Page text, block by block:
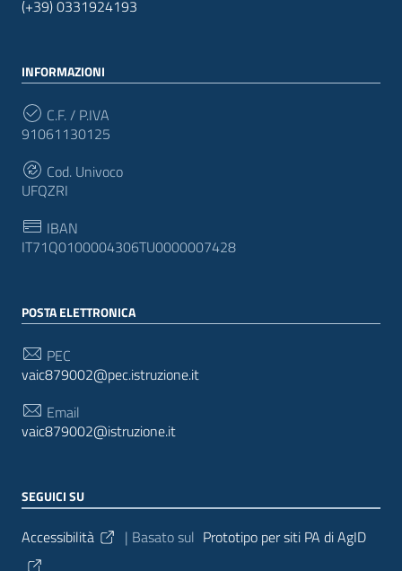
(+39) 0331924193
INFORMAZIONI
C.F. / P.IVA
91061130125
Cod. Univoco
UFQZRI
IBAN
IT71Q0100004306TU0000007428
POSTA ELETTRONICA
PEC
vaic879002@pec.istruzione.it
Email
vaic879002@istruzione.it
SEGUICI SU
Sezione Link Utili
Accessibilità | Basato sul Prototipo per siti PA di AgID